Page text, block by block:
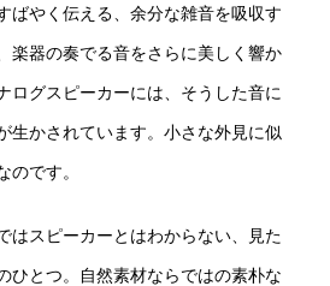
ばやく伝える、余分な雑音を吸収す
楽器の奏でる音をさらに美しく響か
ログスピーカーには、そうした音に
生かされています。小さな外見に似
のです。
はスピーカーとはわからない、見た
ひとつ。自然素材ならではの素朴な